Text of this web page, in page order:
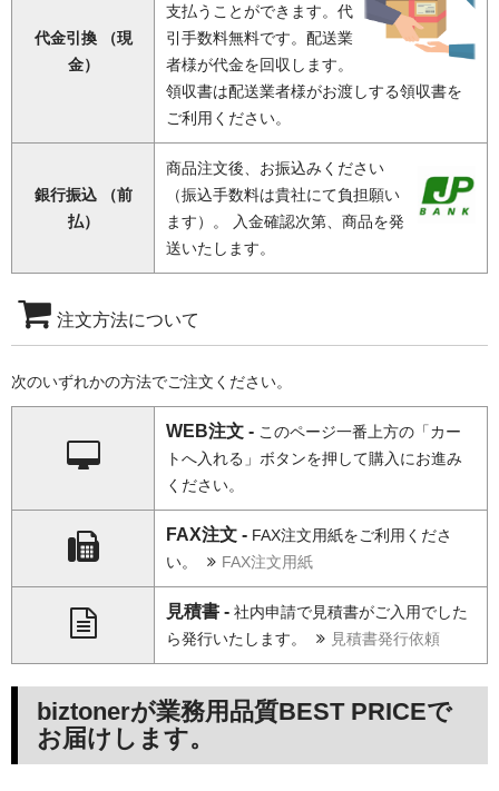
代金引換 （現
金）
支払うことができます。代
引手数料無料です。配送業
者様が代金を回収します。
領収書は配送業者様がお渡しする領収書を
ご利用ください。
銀行振込 （前
払）
商品注文後、お振込みください
（振込手数料は貴社にて負担願い
ます）。 入金確認次第、商品を発
送いたします。
注文方法について
次のいずれかの方法でご注文ください。
WEB注文 - このページ一番上方の「カー
トへ入れる」ボタンを押して購入にお進み
ください。
FAX注文 - FAX注文用紙をご利用くださ
い。
FAX注文用紙
見積書 - 社内申請で見積書がご入用でした
ら発行いたします。
見積書発行依頼
biztonerが業務用品質BEST PRICEで
お届けします。